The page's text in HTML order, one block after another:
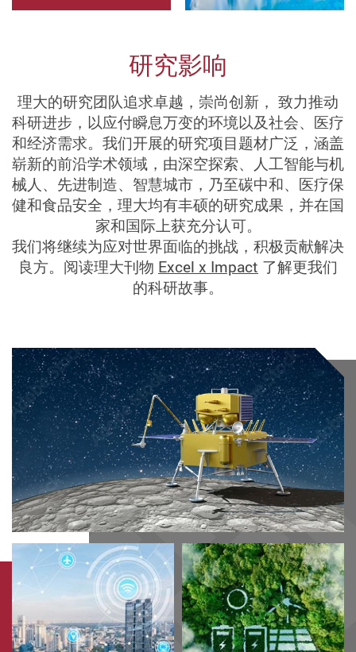
大
学
（The
Hong
Kong
Polytechnic
University）
有
逾
的
辉
煌
历
史，
是
世
界
一
流
研
究
型
研究影响
理大的研究团队追求卓越，崇尚创新， 致力推动
科研进步，以应付瞬息万变的环境以及社会、医疗
和经济需求。我们开展的研究项目题材广泛，涵盖
崭新的前沿学术领域，由深空探索、人工智能与机
械人、先进制造、智慧城市，乃至碳中和、医疗保
健和食品安全，理大均有丰硕的研究成果，并在国
家和国际上获充分认可。
我们将继续为应对世界面临的挑战，积极贡献解决
良方。阅读理大刊物 Excel x Impact 了解更我们
的科研故事。